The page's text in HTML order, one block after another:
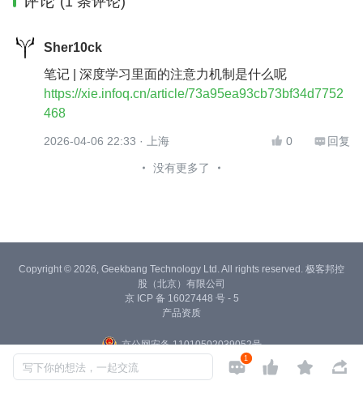
Sher10ck
笔记 | 深度学习里面的注意力机制是什么呢
https://xie.infoq.cn/article/73a95ea93cb73bf34d7752
468
2026-04-06 22:33 · 上海  0  回复
没有更多了
写下你的想法，一起交流 
1   
Copyright © 2026, Geekbang Technology Ltd. All rights reserved. 极客邦控
股（北京）有限公司
京 ICP 备 16027448 号 - 5
产品资质
京公网安备 11010502039052号